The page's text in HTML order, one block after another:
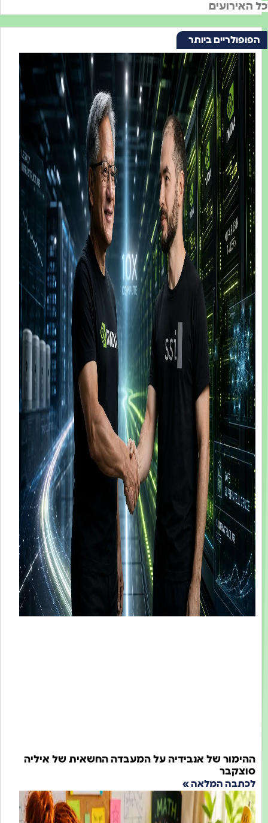
ביותר
של אנבידיה על המעבדה החשאית של איליה
המלאה »